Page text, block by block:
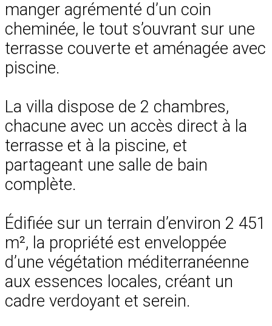
manger agrémenté d’un coin
cheminée, le tout s’ouvrant sur une
terrasse couverte et aménagée avec
piscine.
La villa dispose de 2 chambres,
chacune avec un accès direct à la
terrasse et à la piscine, et
partageant une salle de bain
complète.
Édifiée sur un terrain d’environ 2 451
m², la propriété est enveloppée
d’une végétation méditerranéenne
aux essences locales, créant un
cadre verdoyant et serein.